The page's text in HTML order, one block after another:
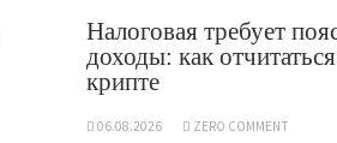
Налоговая требует
доходы: как
крипте
06.08.2026 ZERO COMMENT